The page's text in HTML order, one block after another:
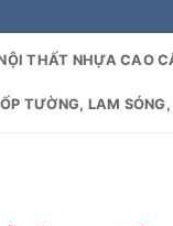
THẤT NHỰA CAO
TƯỜNG, LAM